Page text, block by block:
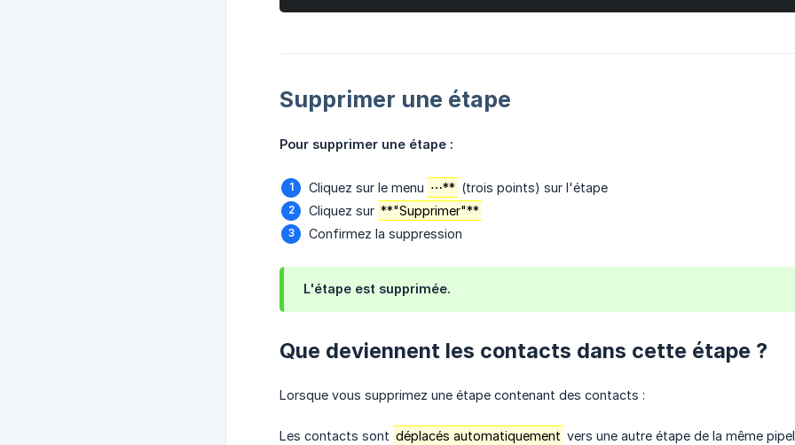
Supprimer une étape
Pour supprimer une étape :
Cliquez sur le menu ⋯** (trois points) sur l'étape
Cliquez sur **"Supprimer"**
Confirmez la suppression
L'étape est supprimée.
Que deviennent les contacts dans cette étape ?
Lorsque vous supprimez une étape contenant des contacts :
Les contacts sont déplacés automatiquement vers une autre étape de la même